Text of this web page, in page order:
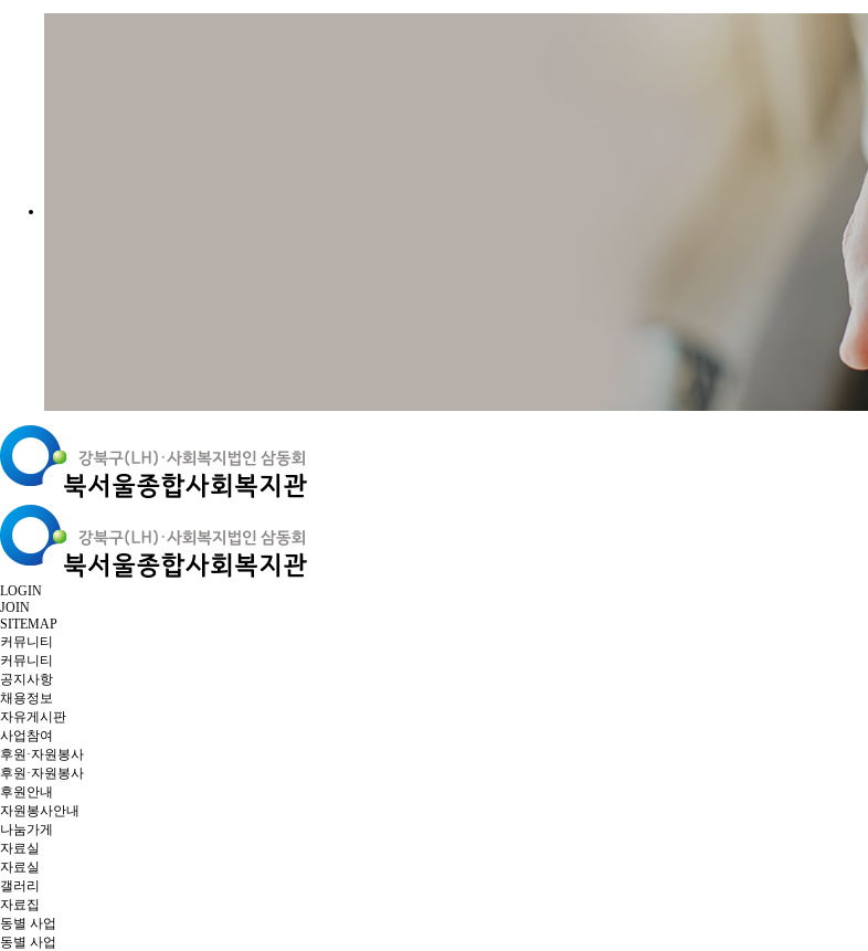
LOGIN
JOIN
SITEMAP
커뮤니티
커뮤니티
공지사항
채용정보
자유게시판
사업참여
후원·자원봉사
후원·자원봉사
후원안내
자원봉사안내
나눔가게
자료실
자료실
갤러리
자료집
동별 사업
동별 사업